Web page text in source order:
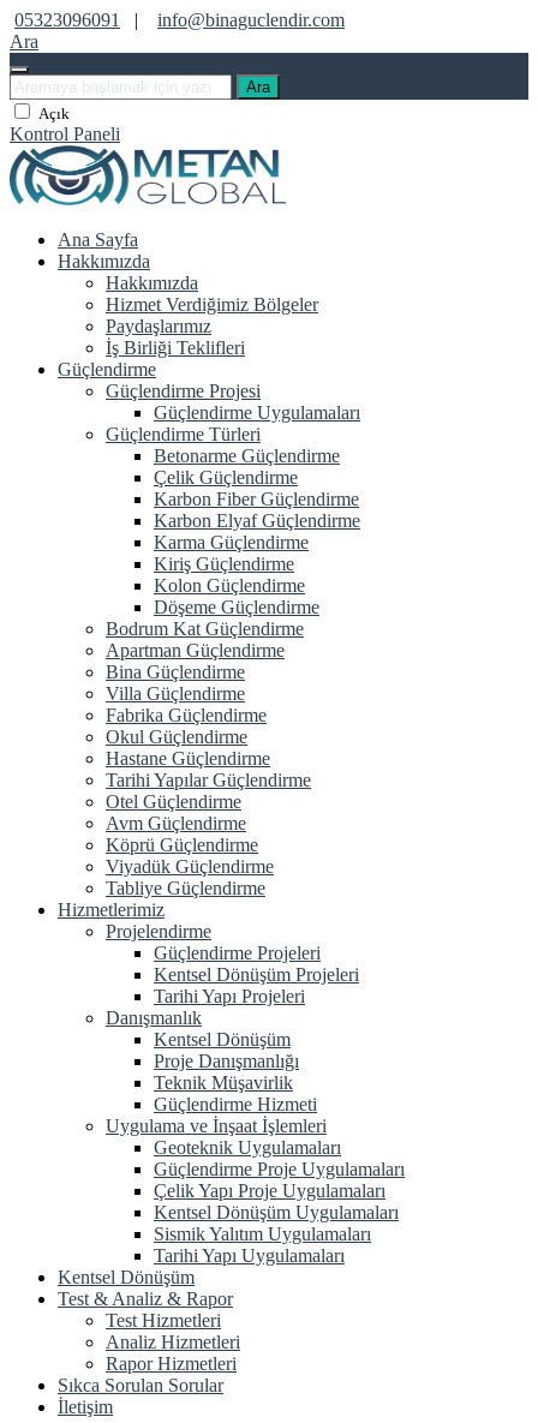
05323096091 |
info@binaguclendir.com
Ara
Ara
Açık
Kontrol Paneli
Ana Sayfa
Hakkımızda
Hakkımızda
Hizmet Verdiğimiz Bölgeler
Paydaşlarımız
İş Birliği Teklifleri
Güçlendirme
Güçlendirme Projesi
Güçlendirme Uygulamaları
Güçlendirme Türleri
Betonarme Güçlendirme
Çelik Güçlendirme
Karbon Fiber Güçlendirme
Karbon Elyaf Güçlendirme
Karma Güçlendirme
Kiriş Güçlendirme
Kolon Güçlendirme
Döşeme Güçlendirme
Bodrum Kat Güçlendirme
Apartman Güçlendirme
Bina Güçlendirme
Villa Güçlendirme
Fabrika Güçlendirme
Okul Güçlendirme
Hastane Güçlendirme
Tarihi Yapılar Güçlendirme
Otel Güçlendirme
Avm Güçlendirme
Köprü Güçlendirme
Viyadük Güçlendirme
Tabliye Güçlendirme
Hizmetlerimiz
Projelendirme
Güçlendirme Projeleri
Kentsel Dönüşüm Projeleri
Tarihi Yapı Projeleri
Danışmanlık
Kentsel Dönüşüm
Proje Danışmanlığı
Teknik Müşavirlik
Güçlendirme Hizmeti
Uygulama ve İnşaat İşlemleri
Geoteknik Uygulamaları
Güçlendirme Proje Uygulamaları
Çelik Yapı Proje Uygulamaları
Kentsel Dönüşüm Uygulamaları
Sismik Yalıtım Uygulamaları
Tarihi Yapı Uygulamaları
Kentsel Dönüşüm
Test & Analiz & Rapor
Test Hizmetleri
Analiz Hizmetleri
Rapor Hizmetleri
Sıkca Sorulan Sorular
İletişim